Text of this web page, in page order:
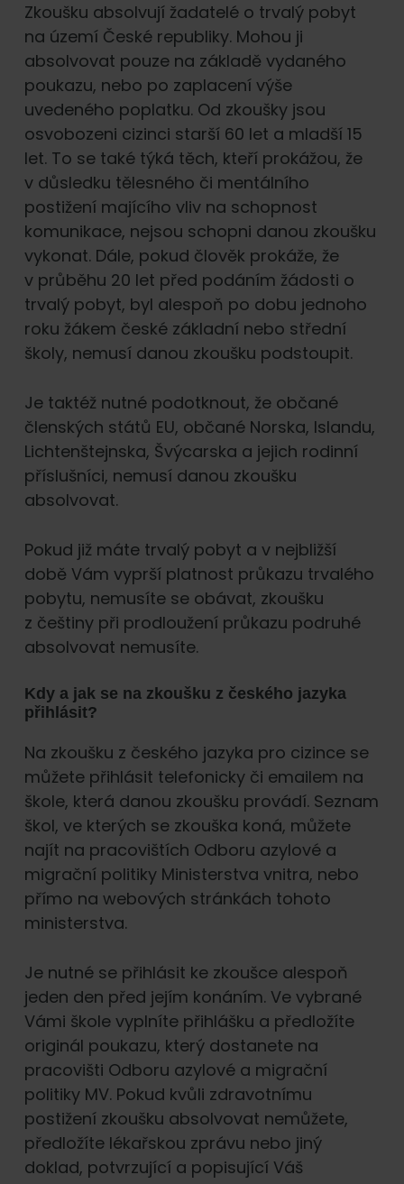
Zkoušku absolvují žadatelé o trvalý pobyt
na území České republiky. Mohou ji
absolvovat pouze na základě vydaného
poukazu, nebo po zaplacení výše
uvedeného poplatku. Od zkoušky jsou
osvobozeni cizinci starší 60 let a mladší 15
let. To se také týká těch, kteří prokážou, že
v důsledku tělesného či mentálního
postižení majícího vliv na schopnost
komunikace, nejsou schopni danou zkoušku
vykonat. Dále, pokud člověk prokáže, že
v průběhu 20 let před podáním žádosti o
trvalý pobyt, byl alespoň po dobu jednoho
roku žákem české základní nebo střední
školy, nemusí danou zkoušku podstoupit.
Je taktéž nutné podotknout, že občané
členských států EU, občané Norska, Islandu,
Lichtenštejnska, Švýcarska a jejich rodinní
příslušníci, nemusí danou zkoušku
absolvovat.
Pokud již máte trvalý pobyt a v nejbližší
době Vám vyprší platnost průkazu trvalého
pobytu, nemusíte se obávat, zkoušku
z češtiny při prodloužení průkazu podruhé
absolvovat nemusíte.
Kdy a jak se na zkoušku z českého jazyka
přihlásit?
Na zkoušku z českého jazyka pro cizince se
můžete přihlásit telefonicky či emailem na
škole, která danou zkoušku provádí. Seznam
škol, ve kterých se zkouška koná, můžete
najít na pracovištích Odboru azylové a
migrační politiky Ministerstva vnitra, nebo
přímo na webových stránkách tohoto
ministerstva.
Je nutné se přihlásit ke zkoušce alespoň
jeden den před jejím konáním. Ve vybrané
Vámi škole vyplníte přihlášku a předložíte
originál poukazu, který dostanete na
pracovišti Odboru azylové a migrační
politiky MV. Pokud kvůli zdravotnímu
postižení zkoušku absolvovat nemůžete,
předložíte lékařskou zprávu nebo jiný
doklad, potvrzující a popisující Váš